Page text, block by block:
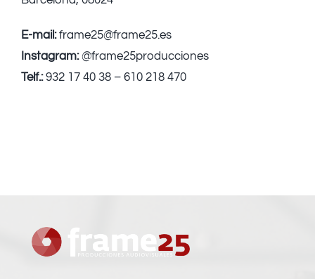
E-mail:frame25@frame25.es
Instagram:@frame25producciones
Telf.:932 17 40 38 – 610 218 470